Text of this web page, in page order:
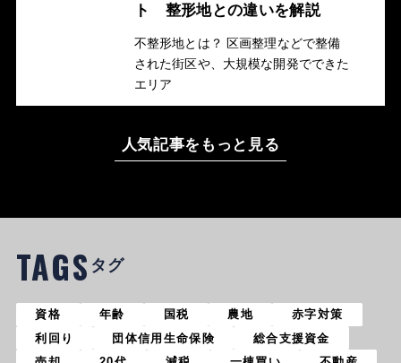
ト 整形地との違いを解説
不整形地とは？ 区画整理などで整備
された街区や、大規模な開発でできた
エリア
人気記事をもっと見る
TAGS タグ
資格 年齢 国税 農地
赤字対策
利回り
団体信用生命保険
総合支援資金